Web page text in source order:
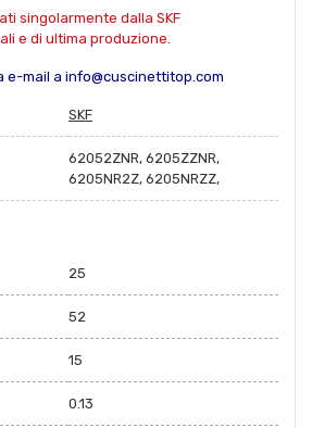
singolarmente dalla SKF
e di ultima produzione.
e-mail a info@cuscinettitop.com
SKF
62052ZNR, 6205ZZNR,
6205NR2Z, 6205NRZZ,
25
52
15
0.13